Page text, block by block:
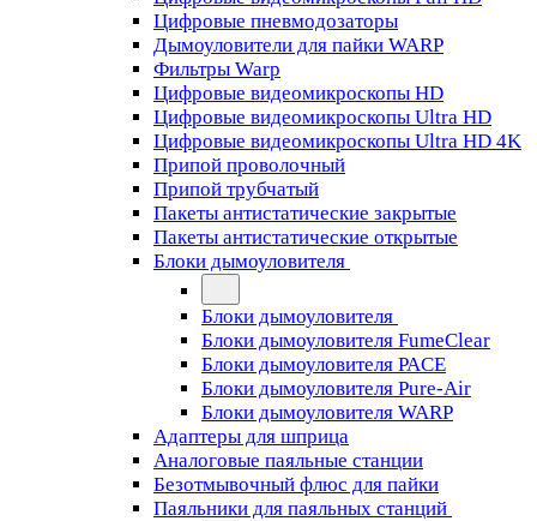
Цифровые пневмодозаторы
Дымоуловители для пайки WARP
Фильтры Warp
Цифровые видеомикроскопы HD
Цифровые видеомикроскопы Ultra HD
Цифровые видеомикроскопы Ultra HD 4K
Припой проволочный
Припой трубчатый
Пакеты антистатические закрытые
Пакеты антистатические открытые
Блоки дымоуловителя
Блоки дымоуловителя
Блоки дымоуловителя FumeClear
Блоки дымоуловителя PACE
Блоки дымоуловителя Pure-Air
Блоки дымоуловителя WARP
Адаптеры для шприца
Аналоговые паяльные станции
Безотмывочный флюс для пайки
Паяльники для паяльных станций